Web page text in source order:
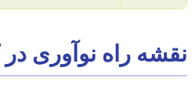
نقشه راه نوآوری در